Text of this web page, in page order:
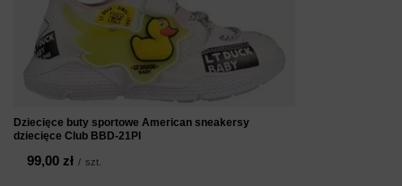
Dziecięce buty sportowe American sneakersy
dziecięce Club BBD-21PI
99,00 zł / szt.